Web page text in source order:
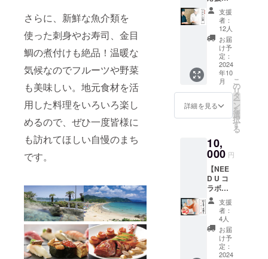
さらに、新鮮な魚介類を
使った刺身やお寿司、金目
鯛の煮付けも絶品！温暖な
気候なのでフルーツや野菜
も美味しい。地元食材を活
用した料理をいろいろ楽し
めるので、ぜひ一度皆様に
も訪れてほしい自慢のまち
です。
ます。
万が一
10/13(
日)12時
よりも
後に支
援され
た場合
は下田
ク（6個
入り）
す。 下
田ブ
ルー１
パック
（6個入
り） 保
存方
法：要
冷蔵 賞
味期
限：到
着から2
から送
りま
す。 ＜
ご提供
方法＞
ご登録
いただ
いた住
所宛に
送りま
す。 ※
お選び
いただ
き、備
考欄に
書いて
くださ
い。 ※
送料込
※2025
年3月ま
でに送
メール
で日程
調整を
行い、
ご来店
時にご
提供 ※
所要時
間:90分
程度 ※
会場:寿
（住所:
静岡県
三丁目
12−12
） ※有
効期
間：寿
しらぼ
三〇二
オープ
ン〜
代表の
植松よ
り感謝
の気持
ちを込
めて、
お礼の
メッ
セージ
をお送
りしま
す。
法〉 お
礼：
CAMPF
IREメッ
セージ
活動報
告：
CAMPF
IRE活動
報告・
Instagr
支援
者：
12人
お届
け予
定：
2024
年10
月
詳細を見る
こ
の
リ
タ
ー
ン
を
選
択
す
る
10,
000 円
【NEE
D U コ
ラボお
食事チ
ケッ
ト】 60
分食べ
放題チ
ケット
一回分
支援
者：
4人
お届
け予
定：
2024